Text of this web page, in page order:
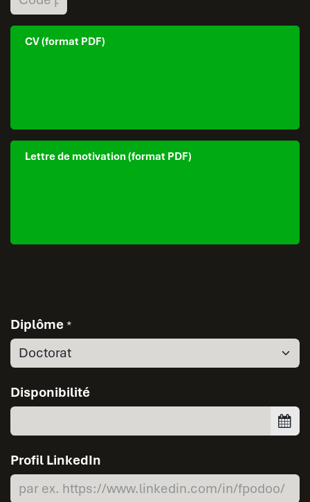
CV (format PDF)
Lettre de motivation (format PDF)
Diplôme *
Disponibilité
Profil LinkedIn